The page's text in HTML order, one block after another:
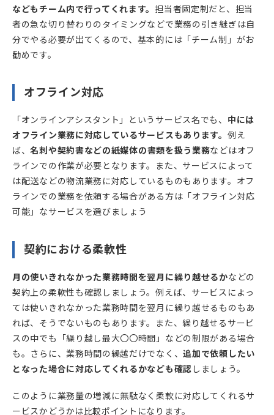
などもチーム内で行ってくれます。 担当者固定制だと、担当
者の急な切り替わりのタイミングなどで業務の引き継ぎは自
分でやる必要が出てくるので、基本的には「チーム制」がお
勧めです。
オフライン対応
「オンラインアシスタント」というサービス名でも、 中には
オフライン業務に対応しているサービスもあります。 例え
ば、名刺や契約書などの紙媒体の書類を扱う業務などはオフ
ラインでの作業が必要となります。また、サービスによって
は配送などの物流業務に対応しているものもあります。オフ
ラインでの業務を依頼する場合がある方は「オフライン対応
可能」なサービスを選びましょう
契約における柔軟性
月の使いきれなかった業務時間を翌月に繰り越せるかなどの
契約上の柔軟性も確認しましょう。例えば、サービスによっ
ては使いきれなかった業務時間を翌月に繰り越せるものもあ
れば、そうでないものもあります。また、繰り越せるサービ
スの中でも「繰り越し最大〇〇時間」などの制限がある場合
も。さらに、業務時間の繰越だけでなく、追加で依頼したい
となった場合に対応してくれるかなども確認 しましょう。
このように業務量の増減に無駄なく柔軟に対応してくれるサ
ービスかどうかは比較ポイントになります。